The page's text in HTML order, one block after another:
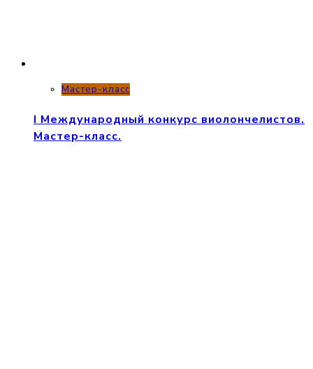
Мастер-класс
I Международный конкурс виолончелистов.
Мастер-класс.